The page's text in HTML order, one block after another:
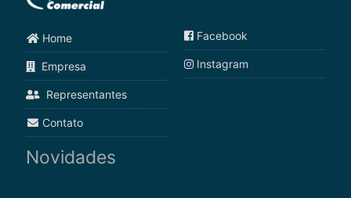
Home
Empresa
Representantes
Contato
Facebook
Instagram
Novidades